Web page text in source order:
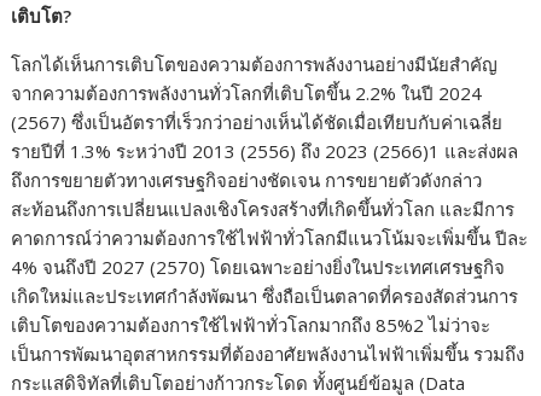
เติบโต?
โลกได้เห็นการเติบโตของความต้องการพลังงานอย่างมีนัยสำคัญ
จากความต้องการพลังงานทั่วโลกที่เติบโตขึ้น 2.2% ในปี 2024
(2567) ซึ่งเป็นอัตราที่เร็วกว่าอย่างเห็นได้ชัดเมื่อเทียบกับค่าเฉลี่ย
รายปีที่ 1.3% ระหว่างปี 2013 (2556) ถึง 2023 (2566)1 และส่งผล
ถึงการขยายตัวทางเศรษฐกิจอย่างชัดเจน การขยายตัวดังกล่าว
สะท้อนถึงการเปลี่ยนแปลงเชิงโครงสร้างที่เกิดขึ้นทั่วโลก และมีการ
คาดการณ์ว่าความต้องการใช้ไฟฟ้าทั่วโลกมีแนวโน้มจะเพิ่มขึ้น ปีละ
4% จนถึงปี 2027 (2570) โดยเฉพาะอย่างยิ่งในประเทศเศรษฐกิจ
เกิดใหม่และประเทศกำลังพัฒนา ซึ่งถือเป็นตลาดที่ครองสัดส่วนการ
เติบโตของความต้องการใช้ไฟฟ้าทั่วโลกมากถึง 85%2 ไม่ว่าจะ
เป็นการพัฒนาอุตสาหกรรมที่ต้องอาศัยพลังงานไฟฟ้าเพิ่มขึ้น รวมถึง
กระแสดิจิทัลที่เติบโตอย่างก้าวกระโดด ทั้งศูนย์ข้อมูล (Data